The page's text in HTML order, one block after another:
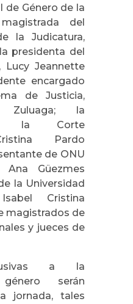
de Género de la
del
la Judicatura,
presidenta del
Lucy Jeannette
encargado
de Justicia,
Zuluaga; la
la Corte
Pardo
de ONU
Ana Güezmes
la Universidad
Cristina
magistrados de
y jueces de
a la
serán
jornada, tales